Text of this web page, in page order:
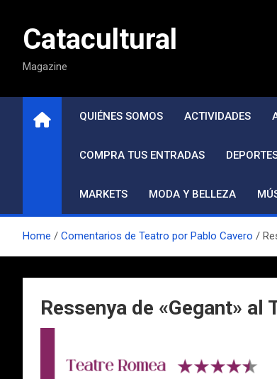
contenidoCatacultural
Magazine
QUIÉNES SOMOS ACTIVIDADES
COMPRA TUS ENTRADAS
MARKETS MODA Y BELLEZA
Home Comentarios de Teatro por Pablo Cavero
Ressenya de «Gegant» al